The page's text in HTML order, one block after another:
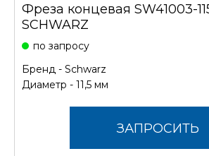
Фреза концевая SW41003-
SCHWARZ
по запросу
Бренд - Schwarz
Диаметр - 11,5 мм
ЗАПРОСИТЬ